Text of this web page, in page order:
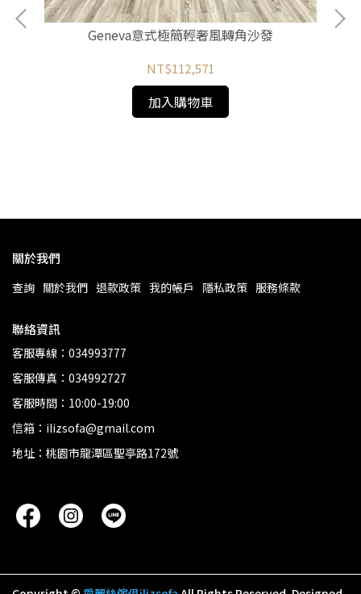
Geneva意式極簡輕奢風轉角沙發
NT$112,571
加入購物車
關於我們
查詢 關於我們 退款政策 我的帳戶 隱私政策 服務條款
聯絡資訊
客服專線：034993777
客服傳真：034992727
客服時間：10:00-19:00
信箱：ilizsofa@gmail.com
地址：桃園市龍潭區聖亭路172號